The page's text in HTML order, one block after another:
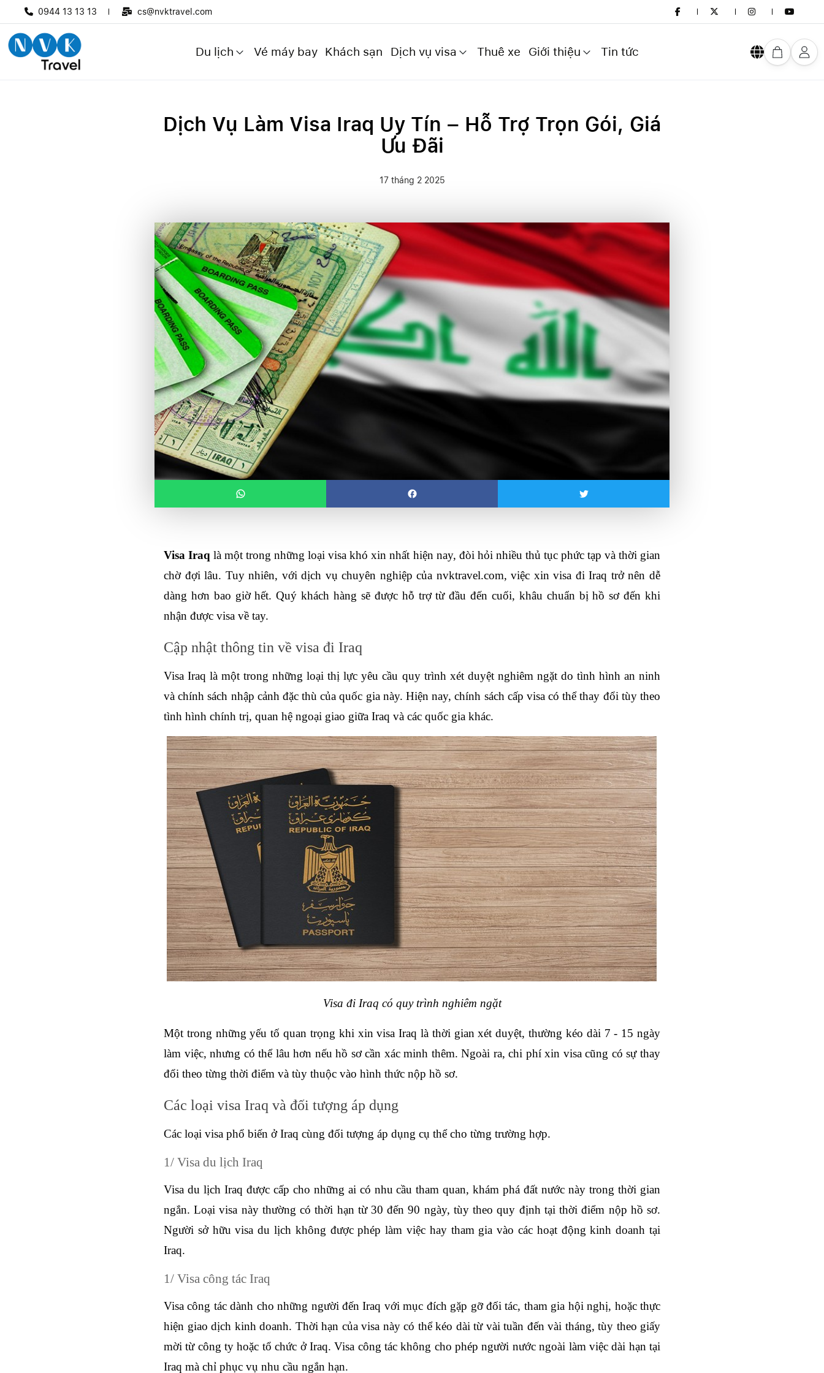
0944 13 13 13 cs@nvktravel.com
Du lịch Vé máy bay Khách sạn Dịch vụ visa Thuê xe Giới thiệu Tin tức
Dịch Vụ Làm Visa Iraq Uy Tín – Hỗ Trợ Trọn Gói, Giá
Ưu Đãi
17 tháng 2 2025
Visa Iraq là một trong những loại visa khó xin nhất hiện nay, đòi hỏi nhiều thủ tục phức tạp và thời gian
chờ đợi lâu. Tuy nhiên, với dịch vụ chuyên nghiệp của nvktravel.com, việc xin visa đi Iraq trở nên dễ
dàng hơn bao giờ hết. Quý khách hàng sẽ được hỗ trợ từ đầu đến cuối, khâu chuẩn bị hồ sơ đến khi
nhận được visa về tay.
Cập nhật thông tin về visa đi Iraq
Visa Iraq là một trong những loại thị lực yêu cầu quy trình xét duyệt nghiêm ngặt do tình hình an ninh
và chính sách nhập cảnh đặc thù của quốc gia này. Hiện nay, chính sách cấp visa có thể thay đổi tùy theo
tình hình chính trị, quan hệ ngoại giao giữa Iraq và các quốc gia khác.
Visa đi Iraq có quy trình nghiêm ngặt
Một trong những yếu tố quan trọng khi xin visa Iraq là thời gian xét duyệt, thường kéo dài 7 - 15 ngày
làm việc, nhưng có thể lâu hơn nếu hồ sơ cần xác minh thêm. Ngoài ra, chi phí xin visa cũng có sự thay
đổi theo từng thời điểm và tùy thuộc vào hình thức nộp hồ sơ.
Các loại visa Iraq và đối tượng áp dụng
Các loại visa phổ biến ở Iraq cùng đối tượng áp dụng cụ thể cho từng trường hợp.
1/ Visa du lịch Iraq
Visa du lịch Iraq được cấp cho những ai có nhu cầu tham quan, khám phá đất nước này trong thời gian
ngắn. Loại visa này thường có thời hạn từ 30 đến 90 ngày, tùy theo quy định tại thời điểm nộp hồ sơ.
Người sở hữu visa du lịch không được phép làm việc hay tham gia vào các hoạt động kinh doanh tại
Iraq.
1/ Visa công tác Iraq
Visa công tác dành cho những người đến Iraq với mục đích gặp gỡ đối tác, tham gia hội nghị, hoặc thực
hiện giao dịch kinh doanh. Thời hạn của visa này có thể kéo dài từ vài tuần đến vài tháng, tùy theo giấy
mời từ công ty hoặc tổ chức ở Iraq. Visa công tác không cho phép người nước ngoài làm việc dài hạn tại
Iraq mà chỉ phục vụ nhu cầu ngắn hạn.